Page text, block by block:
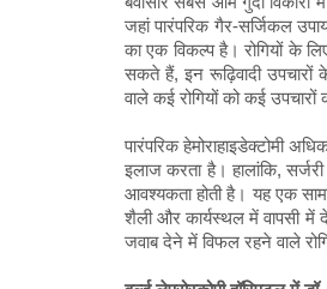
जहां पारंपरिक गैर-सर्जिकल
का एक विकल्प है। रोगियों के
सकते हैं, इन रूढ़िवादी उपचारों
वाले कई रोगियों को कई
पारंपरिक हेमोराहाइडेक्टोमी
इलाज करता है। हालांकि,
आवश्यकता होती है। यह एक
शैली और कार्यस्थल में वापसी में
जवाब देने में विफल रहने वाले